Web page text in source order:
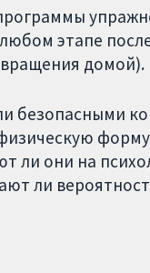
этапе
домой).
безопасными
ли они на
ли